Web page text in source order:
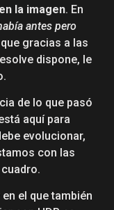
la imagen. En
antes pero
gracias a las
dispone, le
de lo que pasó
aquí para
evolucionar,
con las
el que también